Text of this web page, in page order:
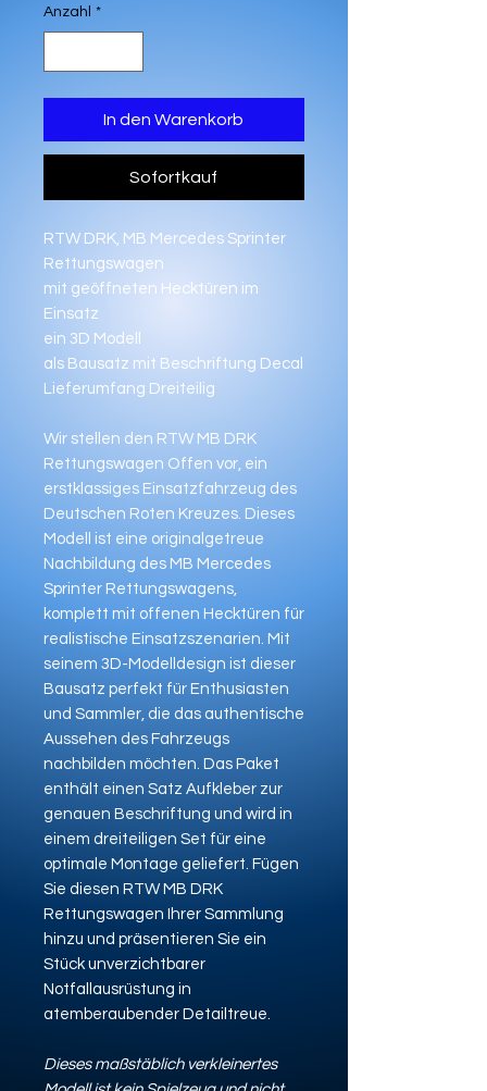
Anzahl *
In den Warenkorb
Sofortkauf
RTW DRK, MB Mercedes Sprinter
Rettungswagen
mit geöffneten Hecktüren im
Einsatz
ein 3D Modell
als Bausatz mit Beschriftung Decal
Lieferumfang Dreiteilig
Wir stellen den RTW MB DRK
Rettungswagen Offen vor, ein
erstklassiges Einsatzfahrzeug des
Deutschen Roten Kreuzes. Dieses
Modell ist eine originalgetreue
Nachbildung des MB Mercedes
Sprinter Rettungswagens,
komplett mit offenen Hecktüren für
realistische Einsatzszenarien. Mit
seinem 3D-Modelldesign ist dieser
Bausatz perfekt für Enthusiasten
und Sammler, die das authentische
Aussehen des Fahrzeugs
nachbilden möchten. Das Paket
enthält einen Satz Aufkleber zur
genauen Beschriftung und wird in
einem dreiteiligen Set für eine
optimale Montage geliefert. Fügen
Sie diesen RTW MB DRK
Rettungswagen Ihrer Sammlung
hinzu und präsentieren Sie ein
Stück unverzichtbarer
Notfallausrüstung in
atemberaubender Detailtreue.
Dieses maßstäblich verkleinertes